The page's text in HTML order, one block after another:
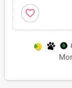
favorite_border